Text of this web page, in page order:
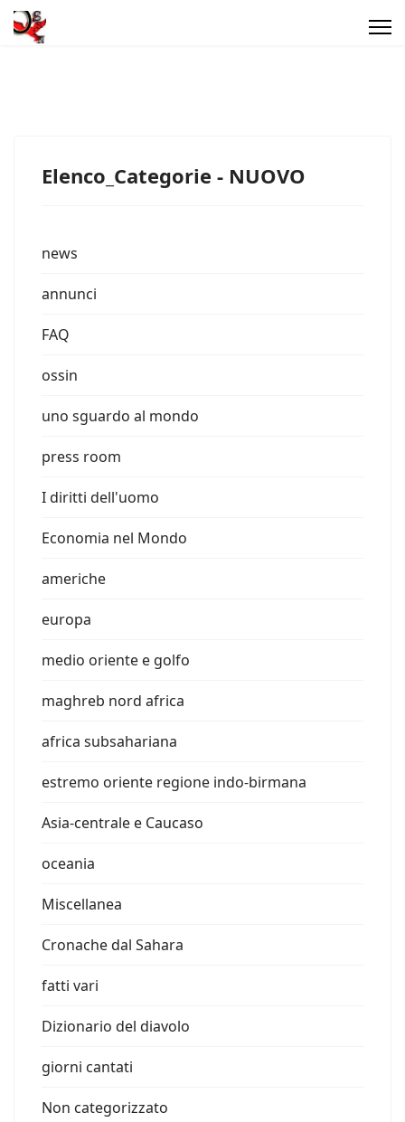
Elenco_Categorie - NUOVO
news
annunci
FAQ
ossin
uno sguardo al mondo
press room
I diritti dell'uomo
Economia nel Mondo
americhe
europa
medio oriente e golfo
maghreb nord africa
africa subsahariana
estremo oriente regione indo-birmana
Asia-centrale e Caucaso
oceania
Miscellanea
Cronache dal Sahara
fatti vari
Dizionario del diavolo
giorni cantati
Non categorizzato